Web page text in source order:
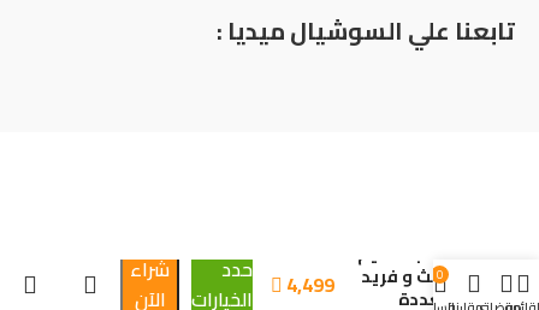
ركنة بتصميم
حديث و فريد
متعددة  4,499
حدد
الخيارات
شراء
الآن
تابعنا علي السوشيال ميديا :
0